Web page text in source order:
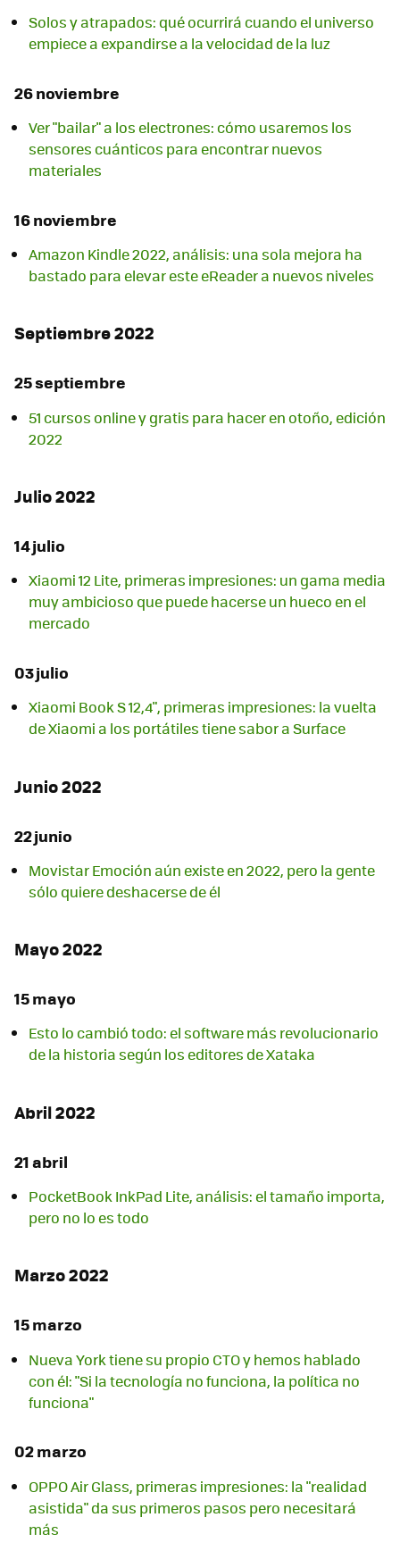
Solos y atrapados: qué ocurrirá cuando el universo
empiece a expandirse a la velocidad de la luz
26 noviembre
Ver "bailar" a los electrones: cómo usaremos los
sensores cuánticos para encontrar nuevos
materiales
16 noviembre
Amazon Kindle 2022, análisis: una sola mejora ha
bastado para elevar este eReader a nuevos niveles
Septiembre 2022
25 septiembre
51 cursos online y gratis para hacer en otoño, edición
2022
Julio 2022
14 julio
Xiaomi 12 Lite, primeras impresiones: un gama media
muy ambicioso que puede hacerse un hueco en el
mercado
03 julio
Xiaomi Book S 12,4", primeras impresiones: la vuelta
de Xiaomi a los portátiles tiene sabor a Surface
Junio 2022
22 junio
Movistar Emoción aún existe en 2022, pero la gente
sólo quiere deshacerse de él
Mayo 2022
15 mayo
Esto lo cambió todo: el software más revolucionario
de la historia según los editores de Xataka
Abril 2022
21 abril
PocketBook InkPad Lite, análisis: el tamaño importa,
pero no lo es todo
Marzo 2022
15 marzo
Nueva York tiene su propio CTO y hemos hablado
con él: "Si la tecnología no funciona, la política no
funciona"
02 marzo
OPPO Air Glass, primeras impresiones: la "realidad
asistida" da sus primeros pasos pero necesitará
más